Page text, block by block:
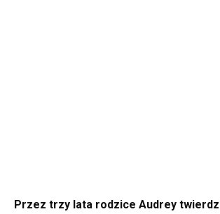
Przez trzy lata rodzice Audrey